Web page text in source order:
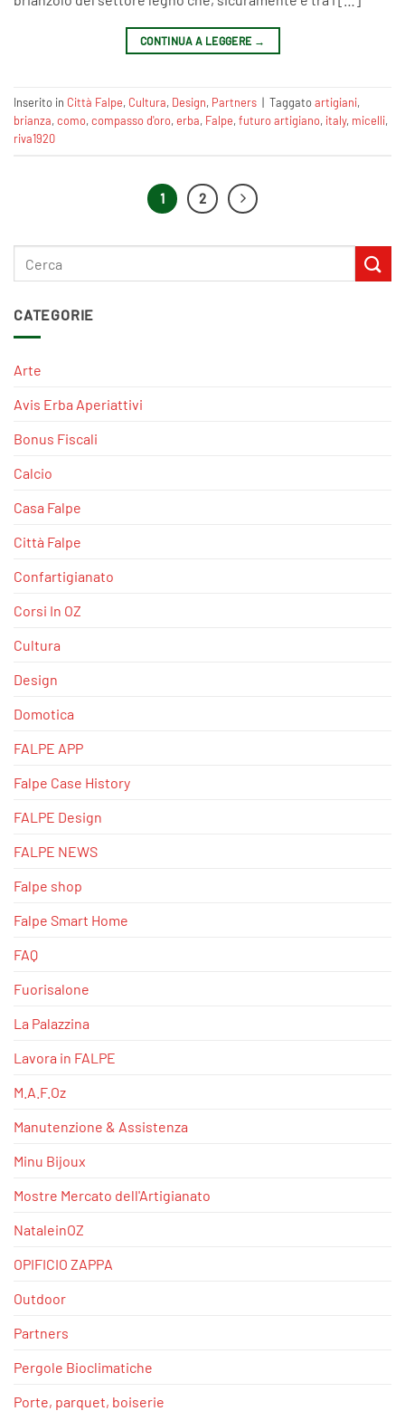
CATEGORIE
Arte
Avis Erba Aperiattivi
Bonus Fiscali
Calcio
Casa Falpe
Città Falpe
Confartigianato
Corsi In OZ
Cultura
Design
Domotica
FALPE APP
Falpe Case History
FALPE Design
FALPE NEWS
Falpe shop
Falpe Smart Home
FAQ
Fuorisalone
La Palazzina
Lavora in FALPE
M.A.F.Oz
Manutenzione & Assistenza
Minu Bijoux
Mostre Mercato dell'Artigianato
NataleinOZ
OPIFICIO ZAPPA
Outdoor
Partners
Pergole Bioclimatiche
Porte, parquet, boiserie
CONTINUA A LEGGERE →
Inserito in Città Falpe, Cultura, Design, Partners | Taggatoartigiani,
brianza,como,compasso d'oro,erba, Falpe,futuro artigiano, italy, micelli,
riva1920
1 2